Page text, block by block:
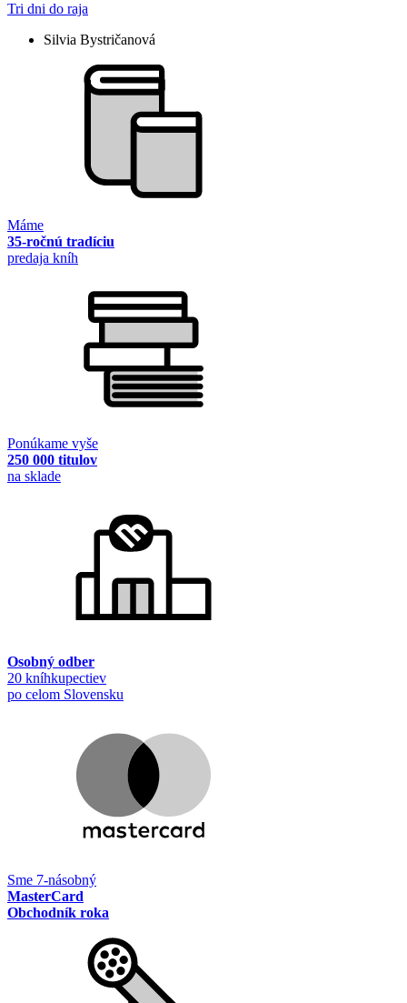
Tri dni do raja
Silvia Bystričanová
Máme
35-ročnú tradíciu
predaja kníh
Ponúkame vyše
250 000 titulov
na sklade
Osobný odber
20 kníhkupectiev
po celom Slovensku
Sme 7-násobný
MasterCard
Obchodník roka